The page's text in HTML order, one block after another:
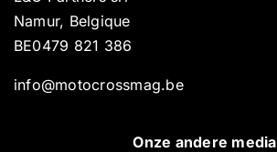
Namur, Belgique
BE0479 821 386
info@motocrossmag.be
Onze andere media